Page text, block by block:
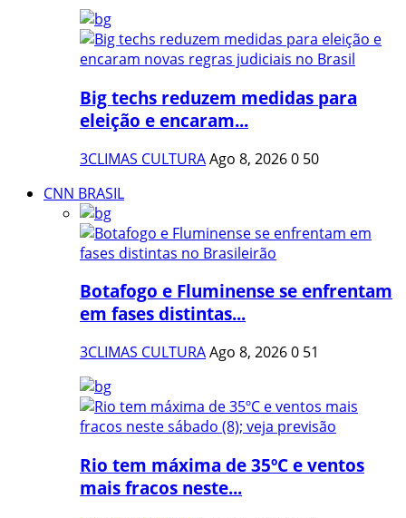
Big techs reduzem medidas para
eleição e encaram...
3CLIMAS CULTURAAgo 8, 20260 50
CNN BRASIL
Botafogo e Fluminense se enfrentam
em fases distintas...
3CLIMAS CULTURAAgo 8, 20260 51
Rio tem máxima de 35ºC e ventos
mais fracos neste...